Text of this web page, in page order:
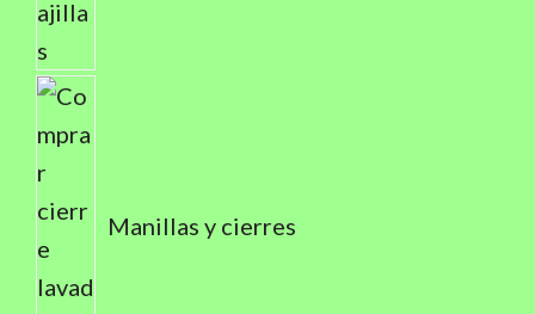
Manillas y cierres